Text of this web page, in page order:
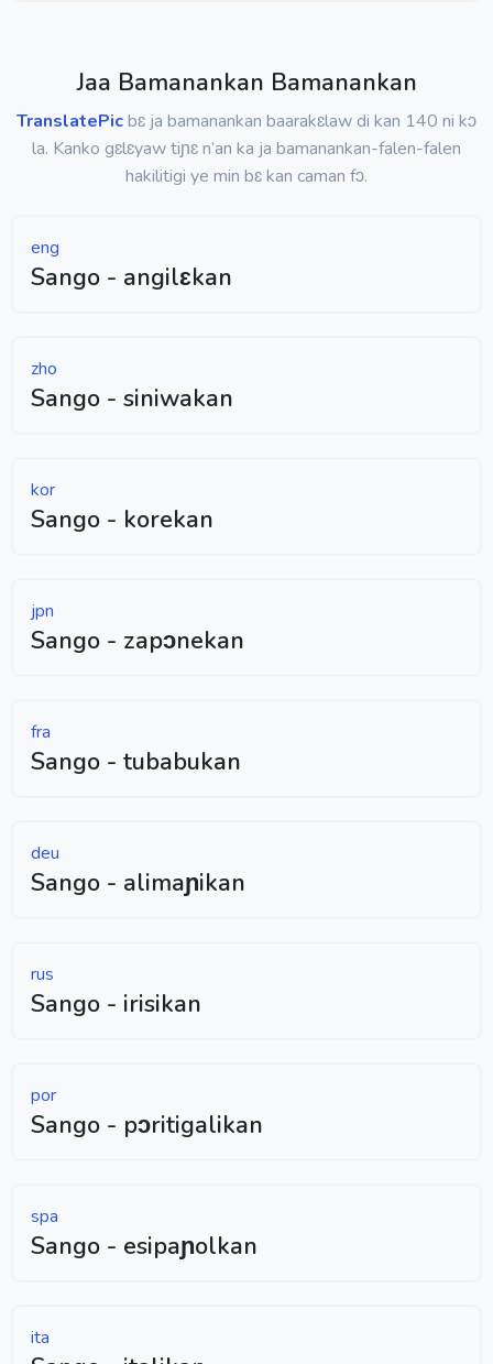
Jaa Bamanankan Bamanankan
TranslatePicbɛ ja bamanankan baarakɛlaw di kan 140 ni kɔ
la. Kanko gɛlɛyaw tiɲɛ n’an ka ja bamanankan-falen-falen
hakilitigi ye min bɛ kan caman fɔ.
eng
Sango - angilɛkan
zho
Sango - siniwakan
kor
Sango - korekan
jpn
Sango - zapɔnekan
fra
Sango - tubabukan
deu
Sango - alimaɲikan
rus
Sango - irisikan
por
Sango - pɔritigalikan
spa
Sango - esipaɲolkan
ita